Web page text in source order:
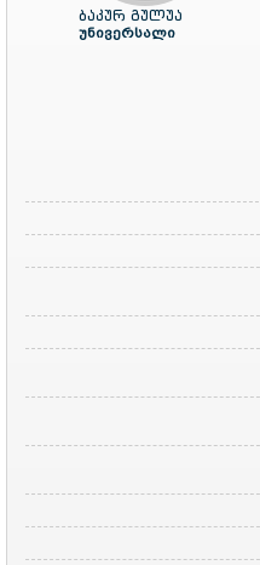
ბაკურ გულუა
უნივერსალი